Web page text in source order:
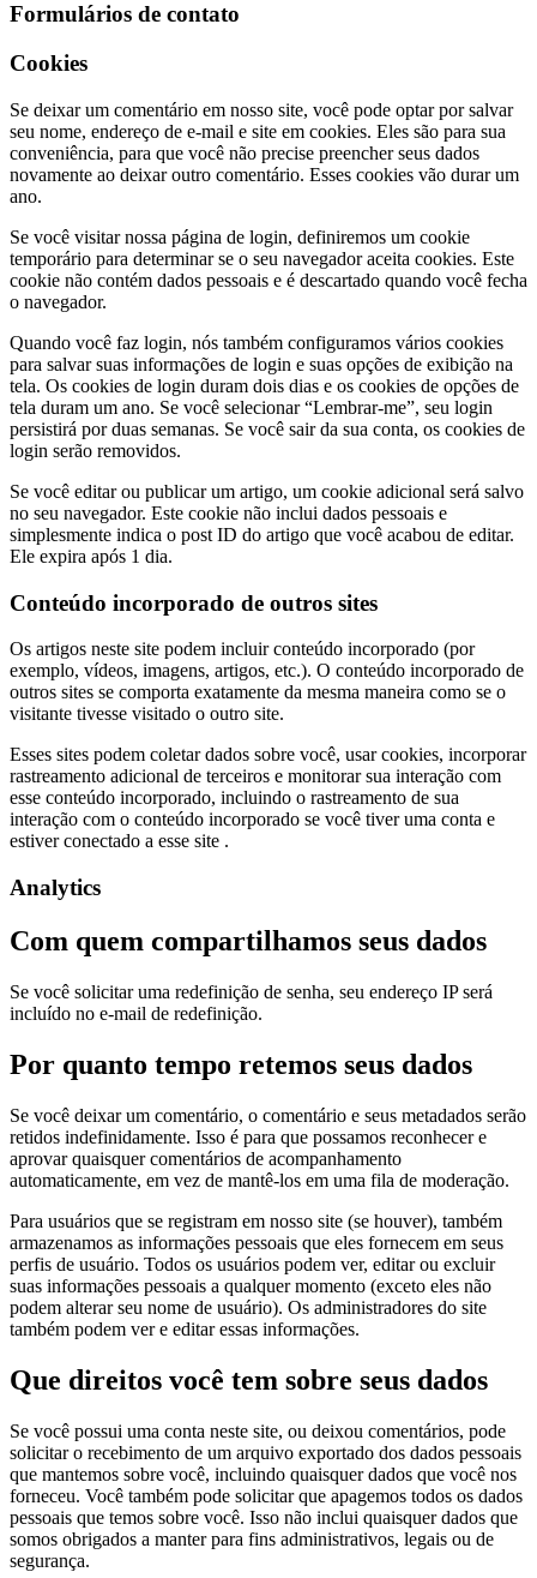
Formulários de contato
Cookies
Se deixar um comentário em nosso site, você pode optar por salvar
seu nome, endereço de e-mail e site em cookies. Eles são para sua
conveniência, para que você não precise preencher seus dados
novamente ao deixar outro comentário. Esses cookies vão durar um
ano.
Se você visitar nossa página de login, definiremos um cookie
temporário para determinar se o seu navegador aceita cookies. Este
cookie não contém dados pessoais e é descartado quando você fecha
o navegador.
Quando você faz login, nós também configuramos vários cookies
para salvar suas informações de login e suas opções de exibição na
tela. Os cookies de login duram dois dias e os cookies de opções de
tela duram um ano. Se você selecionar “Lembrar-me”, seu login
persistirá por duas semanas. Se você sair da sua conta, os cookies de
login serão removidos.
Se você editar ou publicar um artigo, um cookie adicional será salvo
no seu navegador. Este cookie não inclui dados pessoais e
simplesmente indica o post ID do artigo que você acabou de editar.
Ele expira após 1 dia.
Conteúdo incorporado de outros sites
Os artigos neste site podem incluir conteúdo incorporado (por
exemplo, vídeos, imagens, artigos, etc.). O conteúdo incorporado de
outros sites se comporta exatamente da mesma maneira como se o
visitante tivesse visitado o outro site.
Esses sites podem coletar dados sobre você, usar cookies, incorporar
rastreamento adicional de terceiros e monitorar sua interação com
esse conteúdo incorporado, incluindo o rastreamento de sua
interação com o conteúdo incorporado se você tiver uma conta e
estiver conectado a esse site .
Analytics
Com quem compartilhamos seus dados
Se você solicitar uma redefinição de senha, seu endereço IP será
incluído no e-mail de redefinição.
Por quanto tempo retemos seus dados
Se você deixar um comentário, o comentário e seus metadados serão
retidos indefinidamente. Isso é para que possamos reconhecer e
aprovar quaisquer comentários de acompanhamento
automaticamente, em vez de mantê-los em uma fila de moderação.
Para usuários que se registram em nosso site (se houver), também
armazenamos as informações pessoais que eles fornecem em seus
perfis de usuário. Todos os usuários podem ver, editar ou excluir
suas informações pessoais a qualquer momento (exceto eles não
podem alterar seu nome de usuário). Os administradores do site
também podem ver e editar essas informações.
Que direitos você tem sobre seus dados
Se você possui uma conta neste site, ou deixou comentários, pode
solicitar o recebimento de um arquivo exportado dos dados pessoais
que mantemos sobre você, incluindo quaisquer dados que você nos
forneceu. Você também pode solicitar que apagemos todos os dados
pessoais que temos sobre você. Isso não inclui quaisquer dados que
somos obrigados a manter para fins administrativos, legais ou de
segurança.